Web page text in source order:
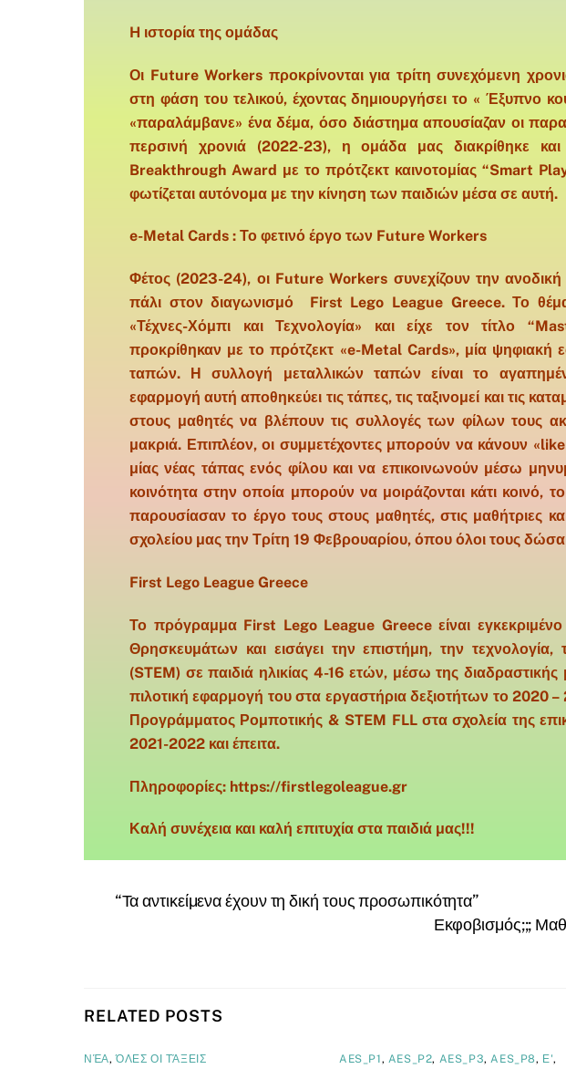
H ιστορία της ομάδας
Οι Future Workers προκρίνονται για τρίτη συνεχόμενη
στη φάση του τελικού, έχοντας δημιουργήσει το « Έξυπνο
«παραλάμβανε» ένα δέμα, όσο διάστημα απουσίαζαν οι
περσινή χρονιά (2022-23), η ομάδα μας διακρίθηκε και
Breakthrough Award με το πρότζεκτ καινοτομίας “Smart
φωτίζεται αυτόνομα με την κίνηση των παιδιών μέσα σε αυτή.
e-Metal Cards : Το φετινό έργο των Future Workers
Φέτος (2023-24), οι Future Workers συνεχίζουν την ανοδική
πάλι στον διαγωνισμό First Lego League Greece. Το
«Τέχνες-Χόμπι και Τεχνολογία» και είχε τον τίτλο
προκρίθηκαν με το πρότζεκτ «e-Metal Cards», μία ψηφιακή
ταπών. Η συλλογή μεταλλικών ταπών είναι το
εφαρμογή αυτή αποθηκεύει τις τάπες, τις ταξινομεί και τις
στους μαθητές να βλέπουν τις συλλογές των φίλων τους
μακριά. Επιπλέον, οι συμμετέχοντες μπορούν να κάνουν
μίας νέας τάπας ενός φίλου και να επικοινωνούν μέσω
κοινότητα στην οποία μπορούν να μοιράζονται κάτι κοινό,
παρουσίασαν το έργο τους στους μαθητές, στις μαθήτριες
σχολείου μας την Τρίτη 19 Φεβρουαρίου, όπου όλοι τους
First Lego League Greece
Το πρόγραμμα First Lego League Greece είναι
Θρησκευμάτων και εισάγει την επιστήμη, την τεχνολογία,
(STEM) σε παιδιά ηλικίας 4-16 ετών, μέσω της
πιλοτική εφαρμογή του στα εργαστήρια δεξιοτήτων το 2020 –
Προγράμματος Ρομποτικής & STEM FLL στα σχολεία της
2021-2022 και έπειτα.
Πληροφορίες: https://firstlegoleague.gr
Καλή συνέχεια και καλή επιτυχία στα παιδιά μας!!!
“Τα αντικείμενα έχουν τη δική τους προσωπικότητα”
Εκφοβισμός;;;
RELATED POSTS
ΝΈΑ,ΌΛΕΣ ΟΙ ΤΆΞΕΙΣ AES_P1 , AES_P2, AES_P3,AES_P8, Ε',